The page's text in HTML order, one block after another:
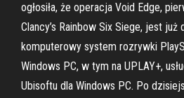
ogłosiła, że operacja Void Edge,
Clancy’s Rainbow Six Siege, jest już
komputerowy system rozrywki
Windows PC, w tym na UPLAY+,
Ubisoftu dla Windows PC. Po